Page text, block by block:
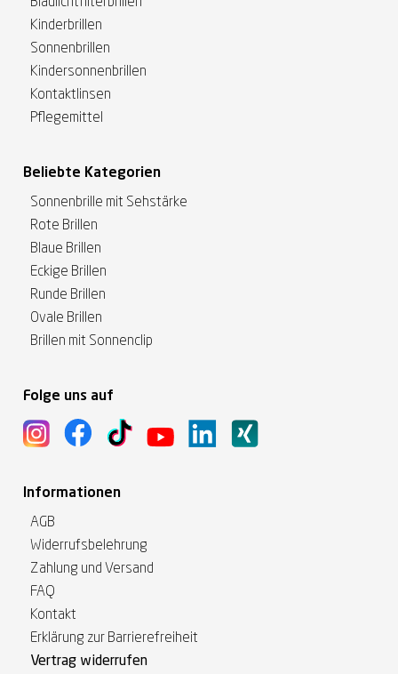
Kinderbrillen
Sonnenbrillen
Kindersonnenbrillen
Kontaktlinsen
Pflegemittel
Beliebte Kategorien
Sonnenbrille mit Sehstärke
Rote Brillen
Blaue Brillen
Eckige Brillen
Runde Brillen
Ovale Brillen
Brillen mit Sonnenclip
Folge uns auf
Informationen
AGB
Widerrufsbelehrung
Zahlung und Versand
FAQ
Kontakt
Erklärung zur Barrierefreiheit
Vertrag widerrufen